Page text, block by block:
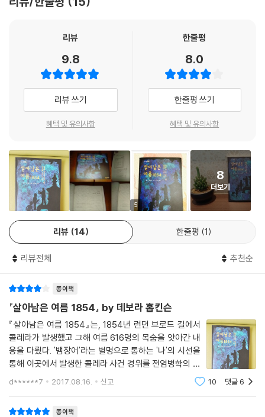
한 자료 조사와 흥미로운 전개로 독자들을 사로잡는다.
“나쁜 공기는 꼭 문제를 일으켜요. 생각해보면 너무 당연하지 않니?
콜레라가 창궐한 19세기 런던 거리를
시각, 청각, 후각, 촉각적으로 생생히 표현한 실화소설!
현대 역학의 기본사항인 ‘위생’의 중요성을 알린 존 스노 박사의 이야기를
9세기 영국에서, 홀로 의문을 제기하며 모두의 손가락질 속에서 콜레라가
물에 의한 전염이라는 것을 밝혀낸 존 스노 박사의 실화를 ‘추리물’로 재탄
생시킨 것이다. 생생하게 묘사된 19세기 런던 거리를 바탕으로, 떼죽음의
미스터리를 과학적으로 흥미진진하게 풀어낸 이 책은 악취와 무더위로 들
끓던 그해 런던 한복판으로 독자를 인도한다. 또한 실존 인물 소개와 콜레
라 전염 사태 일지를 더해 콜레라에 대한 사전적 정보가 없는 독자의 이해
를 돕는다.
리뷰
9.8
리뷰 쓰기
혜택 및 유의사항
한줄평
8.0
한줄평 쓰기
혜택 및 유의사항
5
8
더보기
리뷰 14 한줄평 1
리뷰전체 추천순
종이책
『살아남은 여름 1854』 by 데보라 홉킨슨
『살아남은 여름 1854』는, 1854년 런던 브로드 길에서
콜레라가 발생했고 그해 여름 616명의 목숨을 앗아간 내
용을 다뤘다. '뱀장어'라는 별명으로 통하는 '나'의 시선을
통해 이곳에서 발생한 콜레라 사건 경위를 전염병학의 선
구자 존 스노 박사 이론을 근거로 추적해 나간다. 존 스노
박사는 빅토리아 여왕이 출산할 때 클로로포름 기체를 이
d******7 2017.08.16. 신고 10 댓글6
종이책